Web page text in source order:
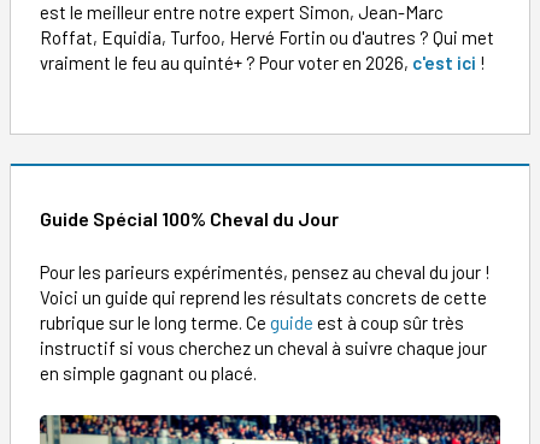
est le meilleur entre notre expert Simon, Jean-Marc
Roffat, Equidia, Turfoo, Hervé Fortin ou d'autres ? Qui met
vraiment le feu au quinté+ ? Pour voter en 2026, c'est ici !
Guide Spécial 100% Cheval du Jour
Pour les parieurs expérimentés, pensez au cheval du jour !
Voici un guide qui reprend les résultats concrets de cette
rubrique sur le long terme. Ce guide est à coup sûr très
instructif si vous cherchez un cheval à suivre chaque jour
en simple gagnant ou placé.